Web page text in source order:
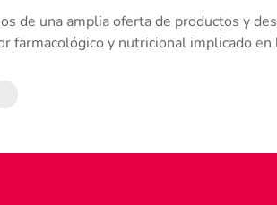
de una amplia oferta de productos y
farmacológico y nutricional implicado en